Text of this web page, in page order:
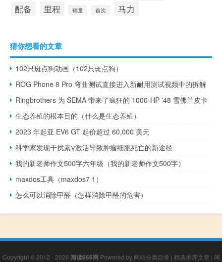
配备 里程 销量 首次 马力
猜你想看的文章
102只斑点狗动画（102只斑点狗）
ROG Phone 8 Pro 弯曲测试直接进入新耐用测试视频中的拆解
Ringbrothers 为 SEMA 带来了疯狂的 1000-HP '48 雪佛兰皮卡
生态养殖的根本目的（什么是生态养殖）
2023 年起亚 EV6 GT 起价超过 60,000 美元
科学家发现干扰素γ激活导致肿瘤细胞死亡的新途径
我的新老师作文500字六年级（我的新老师作文500字）
maxdos工具（maxdos7 1）
怎么可以消除甲醛（怎样消除甲醛的危害）
Copyright © 2012 - 2026 阅读666网 Powered by 网站分类目录 | 精选推荐文章 | 网